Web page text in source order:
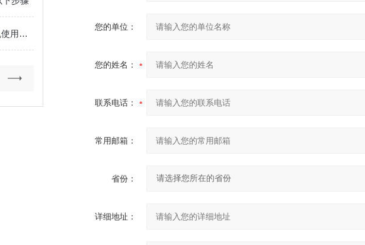
juniorII德国宝华便携式空压机使用方法
您的单位：
您的姓名：
联系电话：
常用邮箱：
省份：
详细地址：